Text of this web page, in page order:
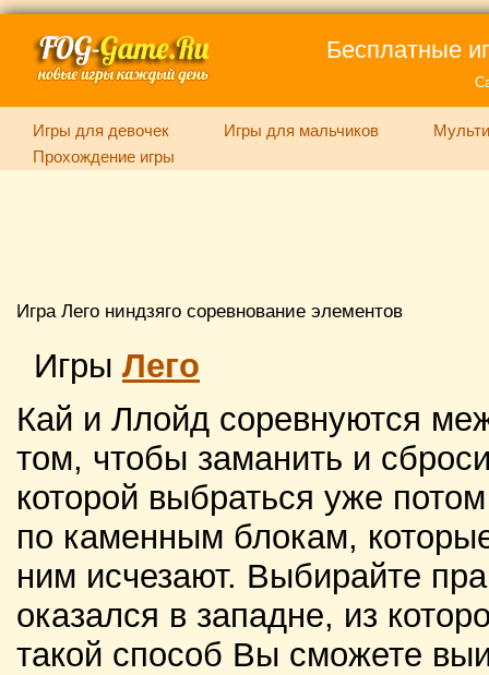
Бесплатные
Игры для девочек Игры для мальчиков
Прохождение игры
Игра Лего ниндзяго соревнование элементов
Игры Лего
Кай и Ллойд соревнуются
том, чтобы заманить и
которой выбраться уже
по каменным блокам,
ним исчезают. Выбирайте
оказался в западне, из
такой способ Вы сможете